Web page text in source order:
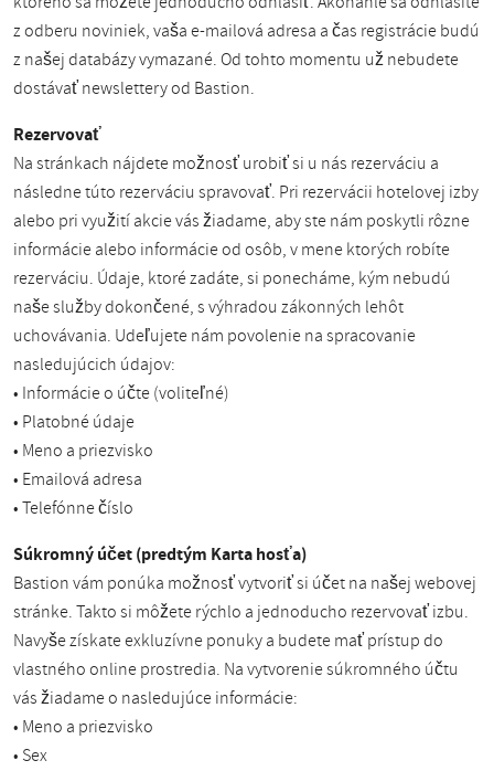
z odberu noviniek, vaša e-mailová adresa a čas registrácie budú
z našej databázy vymazané. Od tohto momentu už nebudete
dostávať newslettery od Bastion.
Rezervovať
Na stránkach nájdete možnosť urobiť si u nás rezerváciu a
následne túto rezerváciu spravovať. Pri rezervácii hotelovej izby
alebo pri využití akcie vás žiadame, aby ste nám poskytli rôzne
informácie alebo informácie od osôb, v mene ktorých robíte
rezerváciu. Údaje, ktoré zadáte, si ponecháme, kým nebudú
naše služby dokončené, s výhradou zákonných lehôt
uchovávania. Udeľujete nám povolenie na spracovanie
nasledujúcich údajov:
• Informácie o účte (voliteľné)
• Platobné údaje
• Meno a priezvisko
• Emailová adresa
• Telefónne číslo
Súkromný účet (predtým Karta hosťa)
Bastion vám ponúka možnosť vytvoriť si účet na našej webovej
stránke. Takto si môžete rýchlo a jednoducho rezervovať izbu.
Navyše získate exkluzívne ponuky a budete mať prístup do
vlastného online prostredia. Na vytvorenie súkromného účtu
vás žiadame o nasledujúce informácie:
• Meno a priezvisko
• Sex